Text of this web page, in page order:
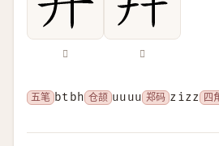
𦬇 𦬠
五笔 btbh 仓颉 uuuu 郑码 zizz 四